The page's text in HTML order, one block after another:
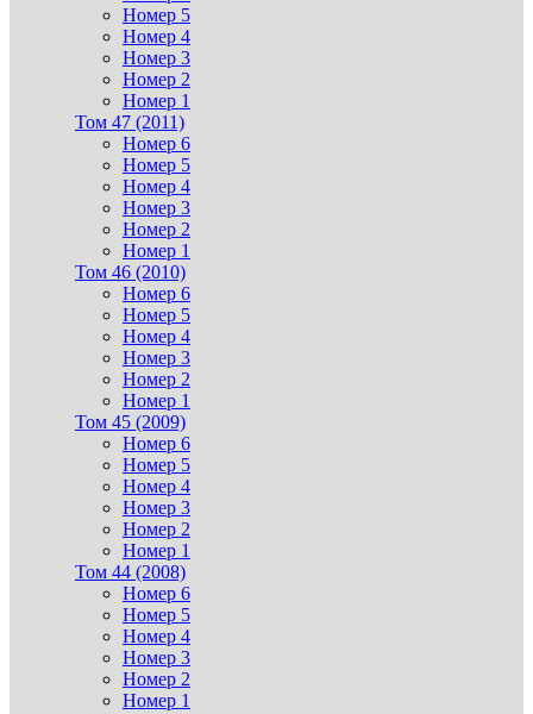
Номер 5
Номер 4
Номер 3
Номер 2
Номер 1
Том 47 (2011)
Номер 6
Номер 5
Номер 4
Номер 3
Номер 2
Номер 1
Том 46 (2010)
Номер 6
Номер 5
Номер 4
Номер 3
Номер 2
Номер 1
Том 45 (2009)
Номер 6
Номер 5
Номер 4
Номер 3
Номер 2
Номер 1
Том 44 (2008)
Номер 6
Номер 5
Номер 4
Номер 3
Номер 2
Номер 1